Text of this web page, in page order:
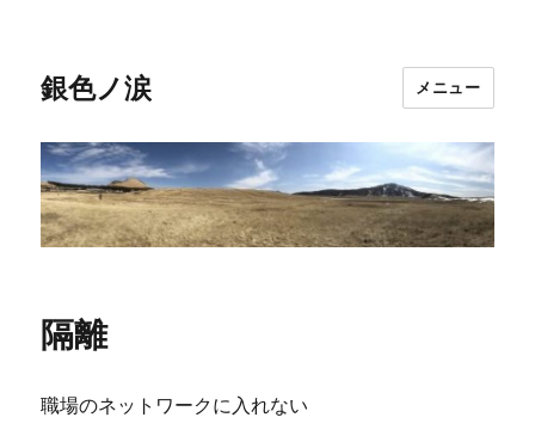
銀色ノ涙 メニュー
隔離
職場のネットワークに入れない